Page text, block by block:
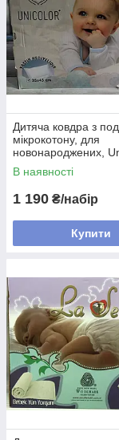
Дитяча ковдра з
мікрокотону, для
новонароджених,
Туреччина
В наявності
1 190 ₴/набір
Купити